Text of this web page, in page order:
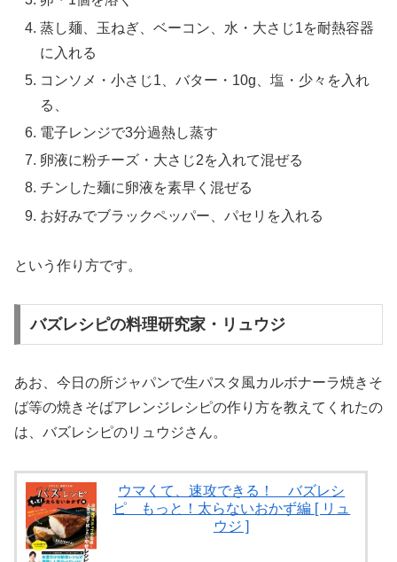
蒸し麺、玉ねぎ、ベーコン、水・大さじ1を耐熱容器
に入れる
コンソメ・小さじ1、バター・10g、塩・少々を入れ
る、
電子レンジで3分過熱し蒸す
卵液に粉チーズ・大さじ2を入れて混ぜる
チンした麺に卵液を素早く混ぜる
お好みでブラックペッパー、パセリを入れる
という作り方です。
バズレシピの料理研究家・リュウジ
あお、今日の所ジャパンで生パスタ風カルボナーラ焼きそ
ば等の焼きそばアレンジレシピの作り方を教えてくれたの
は、バズレシピのリュウジさん。
ウマくて、速攻できる！ バズレシ
ピ もっと！太らないおかず編 [ リュ
ウジ ]